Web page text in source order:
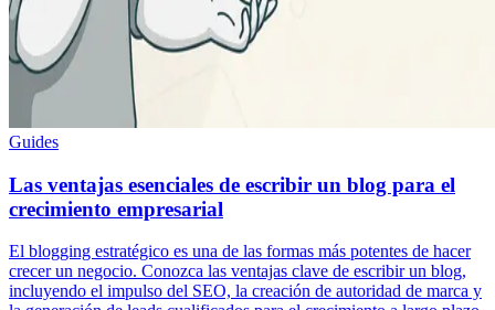
Guides
Las ventajas esenciales de escribir un blog para el
crecimiento empresarial
El blogging estratégico es una de las formas más potentes de hacer
crecer un negocio. Conozca las ventajas clave de escribir un blog,
incluyendo el impulso del SEO, la creación de autoridad de marca y